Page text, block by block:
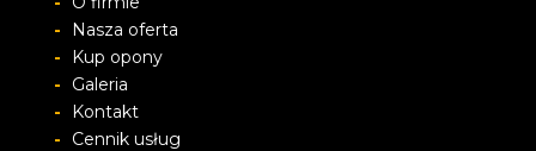
-
Nasza oferta
-
Kup opony
-
Galeria
-
Kontakt
-
Cennik usług